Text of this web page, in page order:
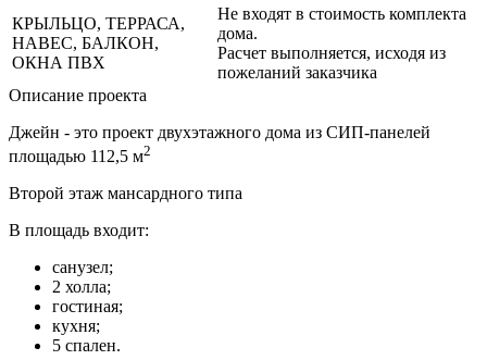
КРЫЛЬЦО, ТЕРРАСА,
НАВЕС, БАЛКОН,
ОКНА ПВХ
Не входят в стоимость комплекта
дома.
Расчет выполняется, исходя из
пожеланий заказчика
Описание проекта
Джейн - это проект двухэтажного дома из СИП-панелей
площадью 112,5 м2
Второй этаж мансардного типа
В площадь входит:
санузел;
2 холла;
гостиная;
кухня;
5 спален.